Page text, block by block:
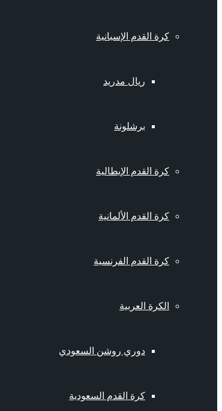
كرة القدم الإسبانية
ريال مدريد
برشلونة
كرة القدم الإيطالية
كرة القدم الألمانية
كرة القدم الفرنسية
الكرة العربية
دوري روشن السعودي
كرة القدم السعودية